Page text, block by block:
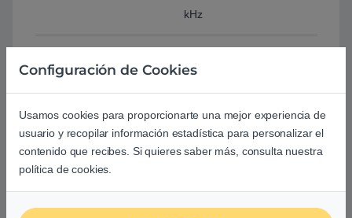
kHz
Peso 275 g
Comprar Auriculares Razer Kraken Ultimate
Configuración de Cookies
Usamos cookies para proporcionarte una mejor experiencia de
usuario y recopilar información estadística para personalizar el
contenido que recibes. Si quieres saber más, consulta nuestra
política de cookies.